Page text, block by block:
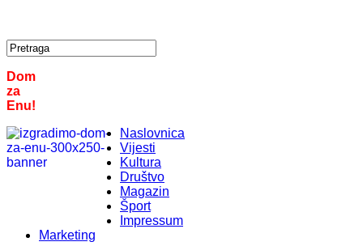
Dom
za
Enu!
Naslovnica
Vijesti
Kultura
Društvo
Magazin
Šport
Impressum
Marketing